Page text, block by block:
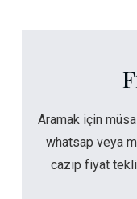
Aramak için
whatsap veya
cazip fiyat